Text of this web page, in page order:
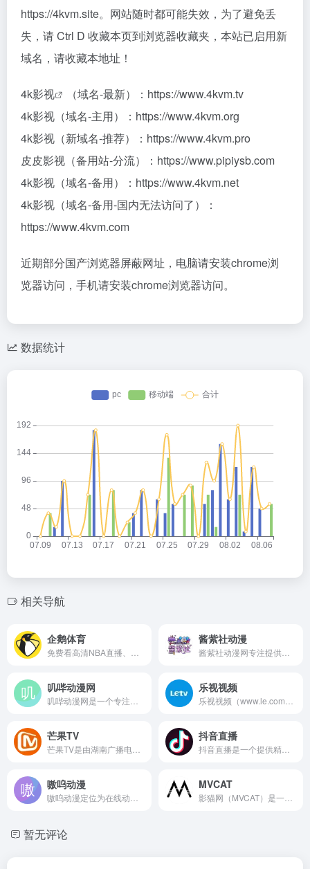
https://4kvm.site。网站随时都可能失效，为了避免丢
失，请 Ctrl D 收藏本页到浏览器收藏夹，本站已启用新
域名，请收藏本地址！
4k影视
（域名-最新）：https://www.4kvm.tv
4k影视（域名-主用）：https://www.4kvm.org
4k影视（新域名-推荐）：https://www.4kvm.pro
皮皮影视（备用站-分流）：https://www.pipiysb.com
4k影视（域名-备用）：https://www.4kvm.net
4k影视（域名-备用-国内无法访问了）：
https://www.4kvm.com
近期部分国产浏览器屏蔽网址，电脑请安装chrome浏
览器访问，手机请安装chrome浏览器访问。
数据统计
相关导航
企鹅体育 酱紫社动漫
叽哔动漫网 乐视视频
芒果TV 抖音直播
嗷呜动漫 MVCAT
暂无评论